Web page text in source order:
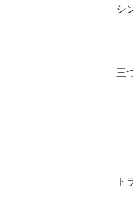
シ
三
ト